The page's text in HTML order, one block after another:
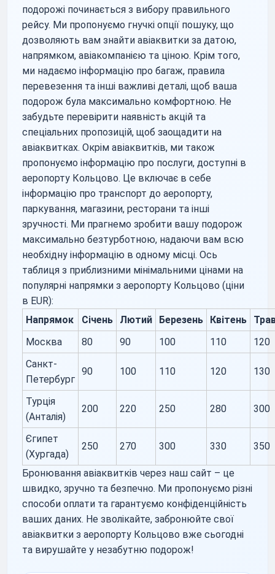
подорожі починається з вибору правильного
рейсу. Ми пропонуємо гнучкі опції пошуку, що
дозволяють вам знайти авіаквитки за датою,
напрямком, авіакомпанією та ціною. Крім того,
ми надаємо інформацію про багаж, правила
перевезення та інші важливі деталі, щоб ваша
подорож була максимально комфортною. Не
забудьте перевірити наявність акцій та
спеціальних пропозицій, щоб заощадити на
авіаквитках. Окрім авіаквитків, ми також
пропонуємо інформацію про послуги, доступні в
аеропорту Кольцово. Це включає в себе
інформацію про транспорт до аеропорту,
паркування, магазини, ресторани та інші
зручності. Ми прагнемо зробити вашу подорож
максимально безтурботною, надаючи вам всю
необхідну інформацію в одному місці. Ось
таблиця з приблизними мінімальними цінами на
популярні напрямки з аеропорту Кольцово (ціни
в EUR):
Напрямок
Січень Лютий Березень Квітень
Москва
80 90 100 110
120
Санкт-
Петербург
90 100 110 120 130
Турція
(Анталія)
200 220 250 280 300
Єгипет
(Хургада)
250 270 300 330 350
Бронювання авіаквитків через наш сайт – це
швидко, зручно та безпечно. Ми пропонуємо різні
способи оплати та гарантуємо конфіденційність
ваших даних. Не зволікайте, забронюйте свої
авіаквитки з аеропорту Кольцово вже сьогодні
та вирушайте у незабутню подорож!